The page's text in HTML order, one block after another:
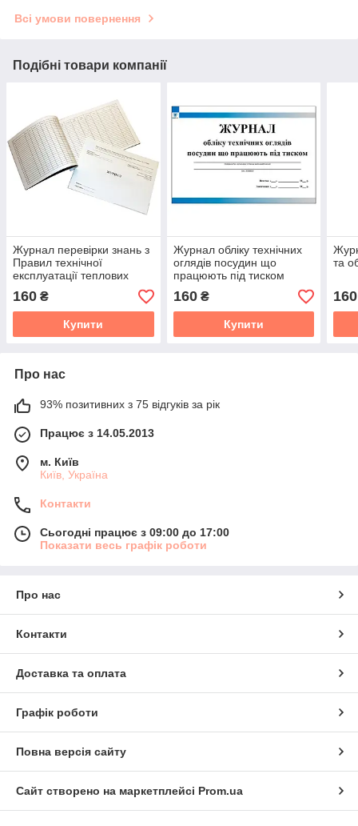
Всі умови повернення
Подібні товари компанії
Журнал перевірки знань з
Правил технічної
експлуатації теплових
установок і мереж та НД з
охорони праці
160 ₴
Купити
Журнал обліку технічних
оглядів посудин що
працюють під тиском
160₴
Купити
та
160
Про нас
93% позитивних з 75 відгуків за рік
Працює з 14.05.2013
м. Київ
Київ, Україна
Контакти
Сьогодні працює з 09:00 до 17:00
Показати весь графік роботи
Про нас
Контакти
Доставка та оплата
Графік роботи
Повна версія сайту
Сайт створено на маркетплейсі Prom.ua